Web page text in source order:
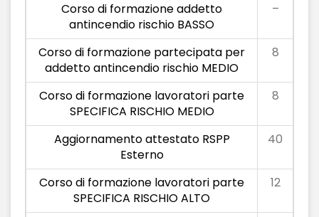
Corso di formazione addetto
antincendio rischio BASSO
–
Corso di formazione partecipata per
addetto antincendio rischio MEDIO
8
Corso di formazione lavoratori parte
SPECIFICA RISCHIO MEDIO
8
Aggiornamento attestato RSPP
Esterno
40
Corso di formazione lavoratori parte
SPECIFICA RISCHIO ALTO
12